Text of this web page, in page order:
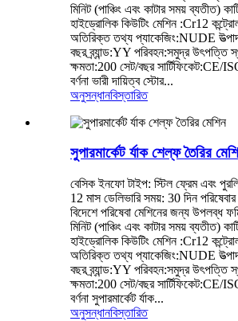
মিনিট (পাঞ্চিং এবং কাটার সময় ব্যতীত)
হাইড্রোলিক কিউটিং মেশিন :Cr12
অতিরিক্ত তথ্য প্যাকেজিং:NUDE
বছর ব্র্যান্ড:YY পরিবহন:সমুদ্র উৎপত্তি
ক্ষমতা:200 সেট/বছর সার্টিফিকেট:CE/
বর্ণনা ভারী দায়িত্ব স্টোর...
অনুসন্ধানবিস্তারিত
সুপারমার্কেট র্যাক শেল্ফ তৈরির
বেসিক ইনফো টাইপ: স্টিল ফ্রেম এবং
12 মাস ডেলিভারি সময়: 30 দিন
বিদেশে পরিষেবা মেশিনের জন্য উপলব্ধ
মিনিট (পাঞ্চিং এবং কাটার সময় ব্যতীত)
হাইড্রোলিক কিউটিং মেশিন :Cr12
অতিরিক্ত তথ্য প্যাকেজিং:NUDE
বছর ব্র্যান্ড:YY পরিবহন:সমুদ্র উৎপত্তি
ক্ষমতা:200 সেট/বছর সার্টিফিকেট:CE/
বর্ণনা সুপারমার্কেট র্যাক...
অনুসন্ধানবিস্তারিত